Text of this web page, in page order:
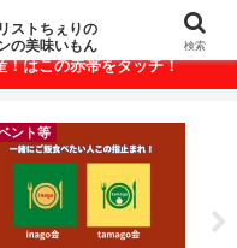
いもんが満載！
はこの赤帯をタッチ！
ストちぇりの
の美味いもん
検索